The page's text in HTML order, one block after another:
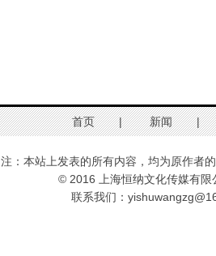
首页 | 新闻 |
注：本站上发表的所有内容，均为原作者
© 2016 上海恒纳文化传媒有
联系我们：